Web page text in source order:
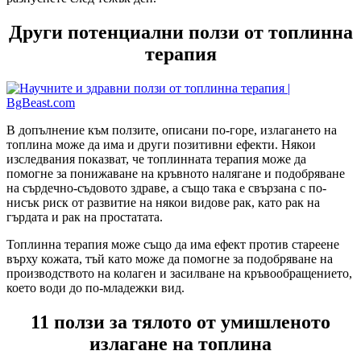
Други потенциални ползи от топлинна
терапия
В допълнение към ползите, описани по-горе, излагането на
топлина може да има и други позитивни ефекти. Някои
изследвания показват, че топлинната терапия може да
помогне за понижаване на кръвното налягане и подобряване
на сърдечно-съдовото здраве, а също така е свързана с по-
нисък риск от развитие на някои видове рак, като рак на
гърдата и рак на простатата.
Топлинна терапия може също да има ефект против стареене
върху кожата, тъй като може да помогне за подобряване на
производството на колаген и засилване на кръвообращението,
което води до по-младежки вид.
11 ползи за тялото от умишленото
излагане на топлина